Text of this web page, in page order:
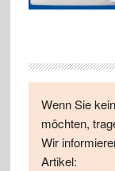
Wenn Sie
möchten,
Wir
Artikel: